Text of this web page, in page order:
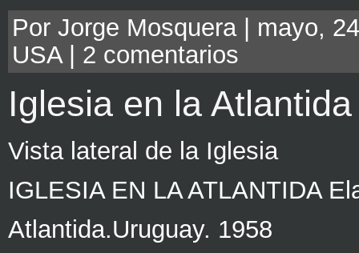
Por Jorge Mosquera | mayo,
USA| 2 comentarios
Iglesia en la Atlantida
Vista lateral de la Iglesia
IGLESIA EN LA ATLANTIDA
Atlantida.Uruguay. 1958